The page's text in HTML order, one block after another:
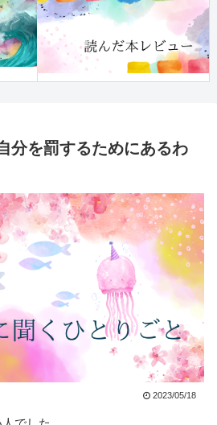
分を罰するためにあるわ
2023/05/18